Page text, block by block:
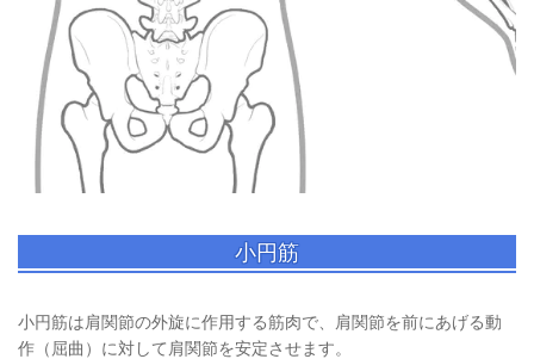
小円筋
小円筋は肩関節の外旋に作用する筋肉で、肩関節を前にあげる動
作（屈曲）に対して肩関節を安定させます。